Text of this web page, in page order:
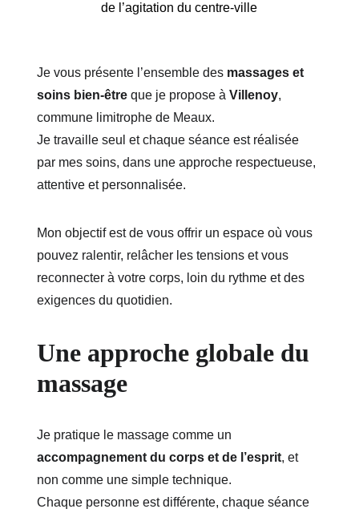
de l’agitation du centre-ville
Je vous présente l’ensemble des massages et
soins bien-être que je propose à Villenoy,
commune limitrophe de Meaux.
Je travaille seul et chaque séance est réalisée
par mes soins, dans une approche respectueuse,
attentive et personnalisée.
Mon objectif est de vous offrir un espace où vous
pouvez ralentir, relâcher les tensions et vous
reconnecter à votre corps, loin du rythme et des
exigences du quotidien.
Une approche globale du
massage
Je pratique le massage comme un
accompagnement du corps et de l’esprit, et
non comme une simple technique.
Chaque personne est différente, chaque séance